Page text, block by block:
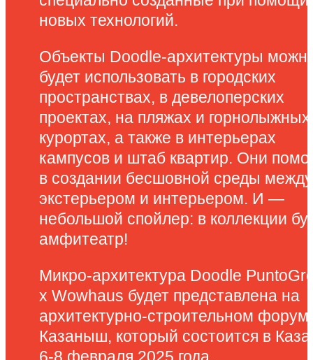
новых технологий.
Объекты Doodle-архитектуры
будет использовать в городских
пространствах, в девелоперских
проектах, на пляжах и горнолыжных
курортах, а также в интерьерах
кампусов и штаб квартир. Они
в создании бесшовной среды между
экстерьером и интерьером. И —
небольшой спойлер: в коллекции
амфитеатр!
Микро-архитектура Doodle
x Wowhaus будет представлена на
архитектурно-строительном
Казаныш, который состоится в